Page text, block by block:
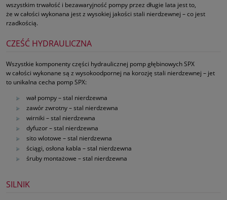
wszystkim trwałość i bezawaryjność pompy przez długie lata jest to,
że w całości wykonana jest z wysokiej jakości stali nierdzewnej – co jest
rzadkością.
CZEŚĆ HYDRAULICZNA
Wszystkie komponenty części hydraulicznej pomp głębinowych SPX
w całości wykonane są z wysokoodpornej na korozję stali nierdzewnej – jet
to unikalna cecha pomp SPX:
wał pompy – stal nierdzewna
zawór zwrotny – stal nierdzewna
wirniki – stal nierdzewna
dyfuzor – stal nierdzewna
sito wlotowe – stal nierdzewna
ściągi, osłona kabla – stal nierdzewna
śruby montażowe – stal nierdzewna
SILNIK